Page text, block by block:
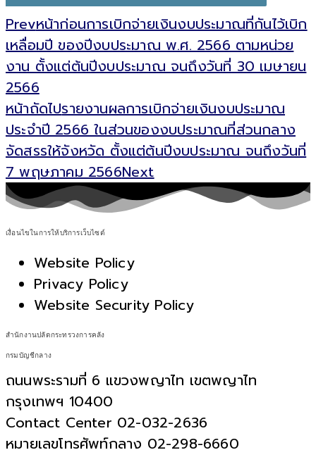
Prevหน้าก่อนการเบิกจ่ายเงินงบประมาณที่กันไว้เบิก
เหลื่อมปี ของปีงบประมาณ พ.ศ. 2566 ตามหน่วย
งาน ตั้งแต่ต้นปีงบประมาณ จนถึงวันที่ 30 เมษายน
2566
หน้าถัดไปรายงานผลการเบิกจ่ายเงินงบประมาณ
ประจำปี 2566 ในส่วนของงบประมาณที่ส่วนกลาง
จัดสรรให้จังหวัด ตั้งแต่ต้นปีงบประมาณ จนถึงวันที่
7 พฤษภาคม 2566Next
เงื่อนไขในการให้บริการเว็บไซต์
Website Policy
Privacy Policy
Website Security Policy
สำนักงานปลัดกระทรวงการคลัง
กรมบัญชีกลาง
ถนนพระรามที่ 6 แขวงพญาไท เขตพญาไท
กรุงเทพฯ 10400
Contact Center 02-032-2636
หมายเลขโทรศัพท์กลาง 02-298-6660